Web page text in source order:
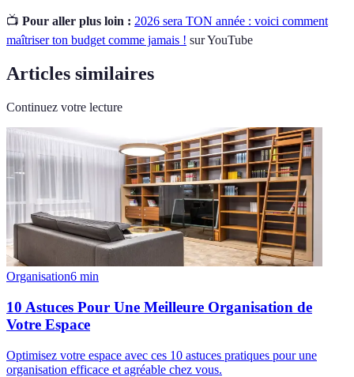
📺 Pour aller plus loin : 2026 sera TON année : voici comment
maîtriser ton budget comme jamais ! sur YouTube
Articles similaires
Continuez votre lecture
Organisation6 min
10 Astuces Pour Une Meilleure Organisation de
Votre Espace
Optimisez votre espace avec ces 10 astuces pratiques pour une
organisation efficace et agréable chez vous.